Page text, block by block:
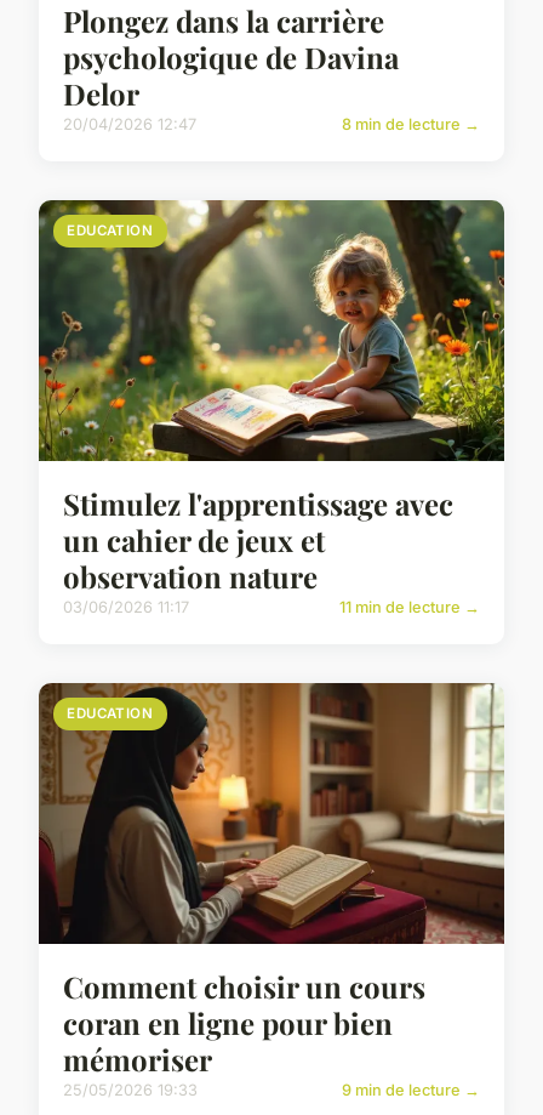
Plongez dans la carrière
psychologique de Davina
Delor
20/04/2026 12:47 8 min de lecture →
EDUCATION
Stimulez l'apprentissage avec
un cahier de jeux et
observation nature
03/06/2026 11:17 11 min de lecture →
EDUCATION
Comment choisir un cours
coran en ligne pour bien
mémoriser
25/05/2026 19:33 9 min de lecture →